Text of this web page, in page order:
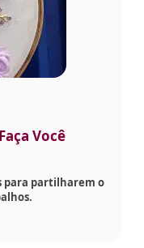
Você
para partilharem o